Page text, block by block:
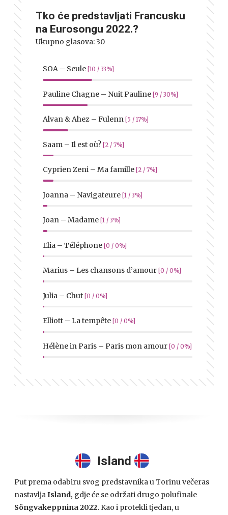
Tko će predstavljati Francusku
na Eurosongu 2022.?
Ukupno glasova:30
SOA – Seule [10 / 33%]
Pauline Chagne – Nuit Pauline [9 / 30%]
Alvan & Ahez – Fulenn [5 / 17%]
Saam – Il est où? [2 / 7%]
Cyprien Zeni – Ma famille [2 / 7%]
Joanna – Navigateure [1 / 3%]
Joan – Madame [1 / 3%]
Elia – Téléphone [0 / 0%]
Marius – Les chansons d’amour [0 / 0%]
Julia – Chut [0 / 0%]
Elliott – La tempête [0 / 0%]
Hélène in Paris – Paris mon amour [0 / 0%]
Island
Put prema odabiru svog predstavnika u Torinu večeras
nastavljaIsland, gdje će se održati drugo polufinale
Söngvakeppnina 2022. Kao i protekli tjedan, u